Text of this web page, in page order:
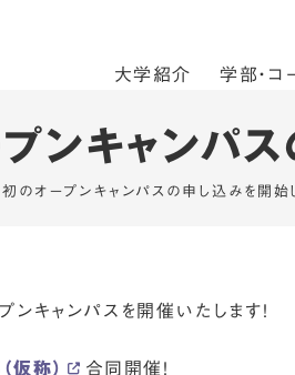
大学紹介
学部・コ
キャンパス
のオープンキャンパスの申し込みを開始し
キャンパスを開催いたします！
仮称）
合同開催！